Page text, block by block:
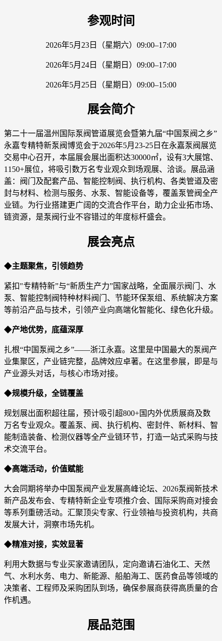
参观时间
2026年5月23日（星期六）09:00–17:00
2026年5月24日（星期日）09:00–17:00
2026年5月25日（星期日）09:00–15:00
展会简介
第二十一届温州国际泵阀管道展览会暨第九届“中国泵阀之乡”
永嘉专精特新泵阀博览会于2026年5月23-25日在永嘉泵阀展览
交易中心召开，本届展会展出面积达30000㎡，设有3大展馆、
1150+展位，将吸引数万名专业观众到场观展、洽谈。展品涵
盖：阀门及配套产品、智能控制阀、执行机构、各类管道及密
封与材料、检测与服务、水泵、智能设备等，覆盖泵管阀全产
业链。为行业搭建更广阔的交流合作平台，助力企业拓市场、
链资源，是泵阀行业不容错过的年度标杆盛会。
展会亮点
◆主题聚焦，引领趋势
紧扣"专精特新”与“新质生产力”国家战略，全面展示阀门、水
泵、智能控制阀特种材料阀门、节能环保泵组、系统解决方案
等前沿产品与技术，引领产业向高端化智能化、绿色化升级。
◆产地优势，底蕴深厚
扎根“中国泵阀之乡”——浙江永嘉。这里是中国最大的泵阀产
业集聚区，产业链完整，品牌效应卓著。在这里参展，即是与
产业源头对话，与核心市场对接。
◆规模升级，全链覆盖
规划展出面积超往届，预计吸引超800+国内外优质展商及数
万名专业观众。覆盖泵、阀、执行机构、密封件、新材料、智
能制造装备、检测仪器等全产业链环节，打造一站式采购与技
术交流平台。
◆高端活动，价值赋能
大会同期将举办中国泵阀产业发展高峰论坛、2026泵阀新技术
新产品发布会、专精特新企业专项推介会、国际采购商对接会
等系列重磅活动。汇聚顶尖专家、行业领袖与投资机构，共商
发展大计，洞察市场先机。
◆精准对接，实效显著
利用大数据与专业买家邀请团队，定向邀请石油化工、天然
气、水利水务、电力、新能源、船舶海工、医药食品等领域的
决策者、工程师及采购团队到场，确保参展商获得高质量的合
作机遇。
展品范围